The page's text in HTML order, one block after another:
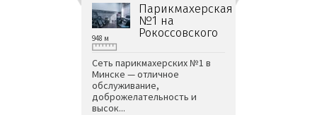
Парикмахерская
№1 на
Рокоссовского
948 м
Сеть парикмахерских №1 в
Минске — отличное
обслуживание,
доброжелательность и
высок...